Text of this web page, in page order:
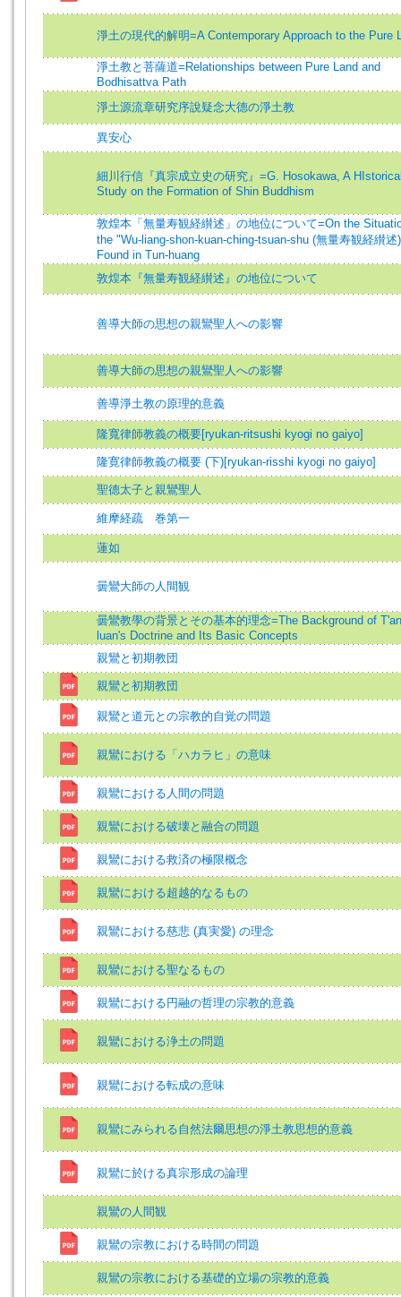
淨土の現代的解明=A Contemporary Approach to the Pure
淨土教と菩薩道=Relationships between Pure Land and
Bodhisattva Path
淨土源流章研究序說疑念大德の淨土教
異安心
細川行信『真宗成立史の研究』=G. Hosokawa, A
Study on the Formation of Shin Buddhism
敦煌本「無量寿観経纉述」の地位について=On the
the "Wu-liang-shon-kuan-ching-tsuan-shu (無量寿観経纉述
Found in Tun-huang
敦煌本『無量寿観経纉述』の地位について
善導大師の思想の親鸞聖人への影響
善導大師の思想の親鸞聖人への影響
善導淨土教の原理的意義
隆寬律師教義の概要[ryukan-ritsushi kyogi no gaiyo]
隆寛律師教義の概要 (下)[ryukan-risshi kyogi no gaiyo]
聖德太子と親鸞聖人
維摩経疏 巻第一
蓮如
曇鸞大師の人間観
曇鸞教學の背景とその基本的理念=The Background of
luan's Doctrine and Its Basic Concepts
親鸞と初期教団
親鸞と初期教団
親鸞と道元との宗教的自覚の問題
親鸞における「ハカラヒ」の意味
親鸞における人間の問題
親鸞における破壊と融合の問題
親鸞における救済の極限概念
親鸞における超越的なるもの
親鸞における慈悲 (真実愛) の理念
親鸞における聖なるもの
親鸞における円融の哲理の宗教的意義
親鸞における浄土の問題
親鸞における転成の意味
親鸞にみられる自然法爾思想の淨土教思想的意義
親鸞に於ける真宗形成の論理
親鸞の人間観
親鸞の宗教における時間の問題
親鸞の宗教における基礎的立場の宗教的意義